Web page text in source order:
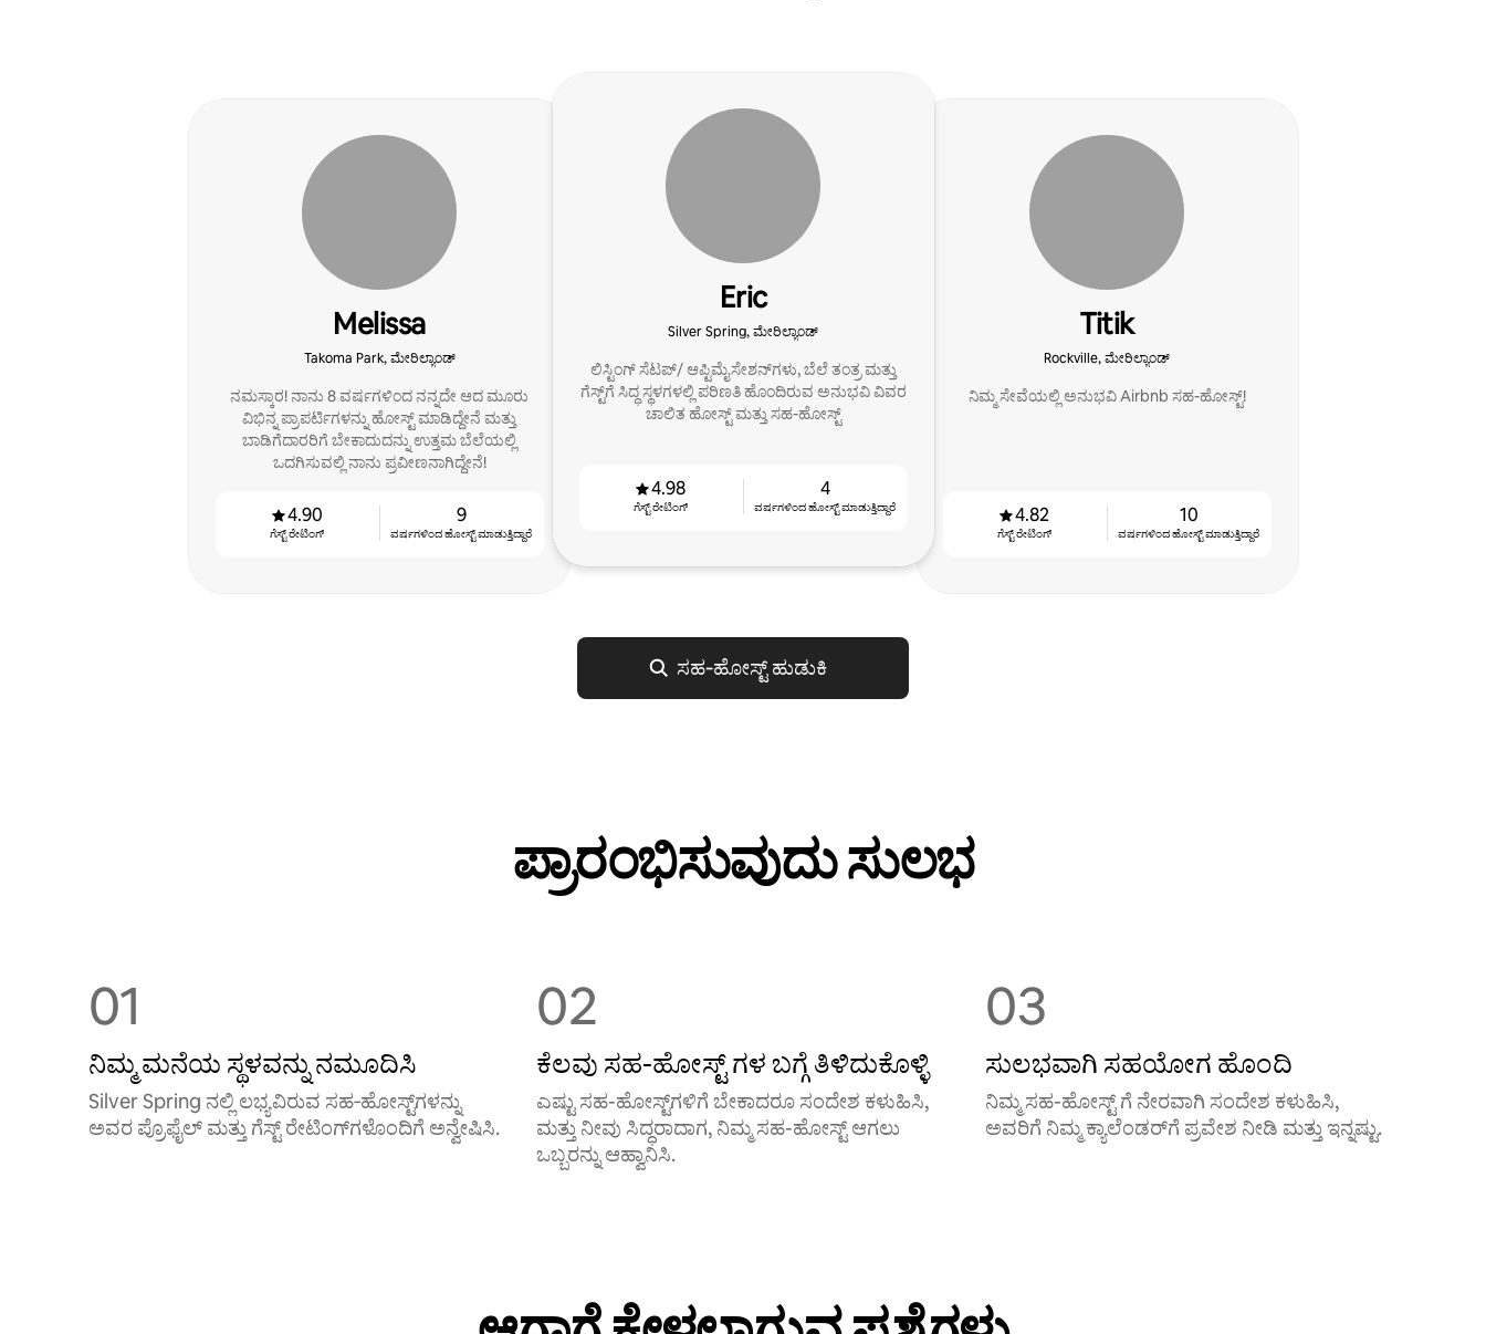
Melissa
Takoma Park, ಮೇರಿಲ್ಯಾಂಡ್
ನಮಸ್ಕಾರ! ನಾನು 8 ವರ್ಷಗಳಿಂದ ನನ್ನದೇ ಆದ ಮೂರು
ವಿಭಿನ್ನ ಪ್ರಾಪರ್ಟಿಗಳನ್ನು ಹೋಸ್ಟ್ ಮಾಡಿದ್ದೇನೆ ಮತ್ತು
ಬಾಡಿಗೆದಾರರಿಗೆ ಬೇಕಾದುದನ್ನು ಉತ್ತಮ ಬೆಲೆಯಲ್ಲಿ
ಒದಗಿಸುವಲ್ಲಿ ನಾನು ಪ್ರವೀಣನಾಗಿದ್ದೇನೆ!
4.90
ಗೆಸ್ಟ್ ರೇಟಿಂಗ್
9
ವರ್ಷಗಳಿಂದ ಹೋಸ್ಟ್ ‌ಮಾಡುತ್ತಿದ್ದಾರೆ
Eric
Silver Spring, ಮೇರಿಲ್ಯಾಂಡ್
ಲಿಸ್ಟಿಂಗ್ ಸೆಟಪ್/ ಆಪ್ಟಿಮೈಸೇಶನ್‌ಗಳು, ಬೆಲೆ ತಂತ್ರ ಮತ್ತು
ಗೆಸ್ಟ್‌ಗೆ ಸಿದ್ಧ ಸ್ಥಳಗಳಲ್ಲಿ ಪರಿಣತಿ ಹೊಂದಿರುವ ಅನುಭವಿ ವಿವರ
ಚಾಲಿತ ಹೋಸ್ಟ್ ಮತ್ತು ಸಹ-ಹೋಸ್ಟ್
4.98
ಗೆಸ್ಟ್ ರೇಟಿಂಗ್
4
ವರ್ಷಗಳಿಂದ ಹೋಸ್ಟ್ ‌ಮಾಡುತ್ತಿದ್ದಾರೆ
Titik
Rockville, ಮೇರಿಲ್ಯಾಂಡ್
ನಿಮ್ಮ ಸೇವೆಯಲ್ಲಿ ಅನುಭವಿ Airbnb ಸಹ-ಹೋಸ್ಟ್!
4.82
ಗೆಸ್ಟ್ ರೇಟಿಂಗ್
10
ವರ್ಷಗಳಿಂದ ಹೋಸ್ಟ್ ‌ಮಾಡುತ್ತಿದ್ದಾರೆ
ಸಹ‑ಹೋಸ್ಟ್ ಹುಡುಕಿ
ಪ್ರಾರಂಭಿಸುವುದು ಸುಲಭ
01
ನಿಮ್ಮ ಮನೆಯ ಸ್ಥಳವನ್ನು ನಮೂದಿಸಿ
Silver Spring ನಲ್ಲಿ ಲಭ್ಯವಿರುವ ಸಹ‑ಹೋಸ್ಟ್‌ಗಳನ್ನು
ಅವರ ಪ್ರೊಫೈಲ್ ಮತ್ತು ಗೆಸ್ಟ್ ರೇಟಿಂಗ್‌ಗಳೊಂದಿಗೆ ಅನ್ವೇಷಿಸಿ.
02
ಕೆಲವು ಸಹ-ಹೋಸ್ಟ್ ‌ಗಳ ಬಗ್ಗೆ ತಿಳಿದುಕೊಳ್ಳಿ
ಎಷ್ಟು ಸಹ-ಹೋಸ್ಟ್‌ಗಳಿಗೆ ಬೇಕಾದರೂ ಸಂದೇಶ ಕಳುಹಿಸಿ,
ಮತ್ತು ನೀವು ಸಿದ್ಧರಾದಾಗ, ನಿಮ್ಮ ಸಹ-ಹೋಸ್ಟ್ ಆಗಲು
ಒಬ್ಬರನ್ನು ಆಹ್ವಾನಿಸಿ.
03
ಸುಲಭವಾಗಿ ಸಹಯೋಗ ಹೊಂದಿ
ನಿಮ್ಮ ಸಹ-ಹೋಸ್ಟ್ ‌ಗೆ ನೇರವಾಗಿ ಸಂದೇಶ ಕಳುಹಿಸಿ,
ಅವರಿಗೆ ನಿಮ್ಮ ಕ್ಯಾಲೆಂಡರ್‌‌ಗೆ ಪ್ರವೇಶ ನೀಡಿ ಮತ್ತು ಇನ್ನಷ್ಟು.